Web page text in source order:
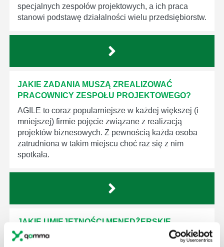
specjalnych zespołów projektowych, a ich praca
stanowi podstawę działalności wielu przedsiębiorstw.
JAKIE ZADANIA MUSZĄ ZREALIZOWAĆ
PRACOWNICY ZESPOŁU PROJEKTOWEGO?
AGILE to coraz popularniejsze w każdej większej (i
mniejszej) firmie pojęcie związane z realizacją
projektów biznesowych. Z pewnością każda osoba
zatrudniona w takim miejscu choć raz się z nim
spotkała.
JAKIE UMIEJĘTNOŚCI MENEDŻERSKIE
POWINIEN MIEĆ BRYGADZISTA?